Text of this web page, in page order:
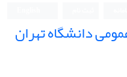
دانشگاه تهران